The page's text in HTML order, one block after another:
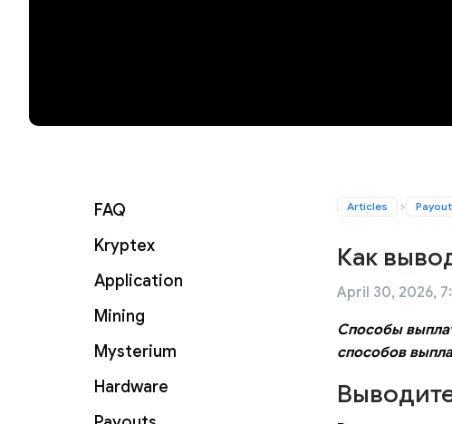
FAQ
Kryptex
Application
Mining
Mysterium
Hardware
Articles
Как
April 30, 2026,
Способы
способов